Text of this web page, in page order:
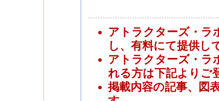
アトラクターズ・ラ
し、有料にて提供し
アトラクターズ・ラ
れる方は下記よりご
掲載内容の記事、図